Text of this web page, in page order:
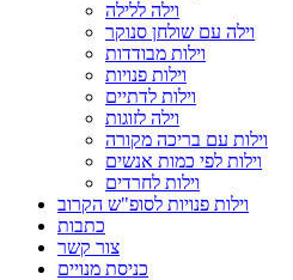
וילה ללילה
וילה עם שולחן סנוקר
וילות מבודדות
וילות פנויות
וילות לדתיים
וילה לזוגות
וילות עם בריכה מקורה
וילות לפי כמות אנשים
וילות לחרדים
וילות פנויות לסופ"ש הקרוב
כתבות
צור קשר
כניסת מנויים